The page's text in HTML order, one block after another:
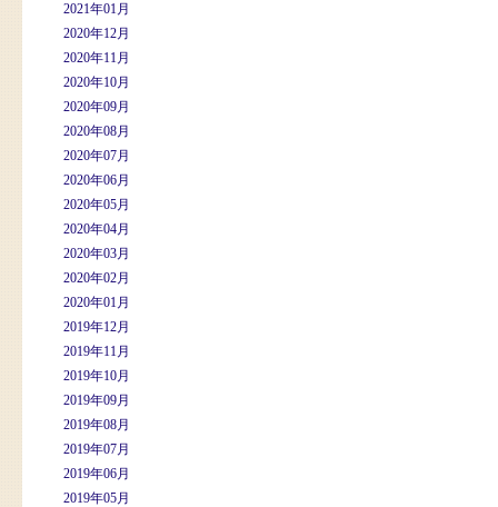
2021年01月
2020年12月
2020年11月
2020年10月
2020年09月
2020年08月
2020年07月
2020年06月
2020年05月
2020年04月
2020年03月
2020年02月
2020年01月
2019年12月
2019年11月
2019年10月
2019年09月
2019年08月
2019年07月
2019年06月
2019年05月